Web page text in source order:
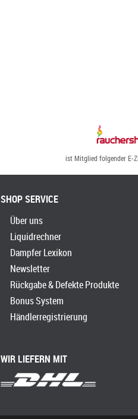
ist Mitglied folgender E-
SHOP SERVICE
Über uns
Liquidrechner
Dampfer Lexikon
Newsletter
Rückgabe & Defekte Produkte
Bonus System
Händlerregistrierung
WIR LIEFERN MIT